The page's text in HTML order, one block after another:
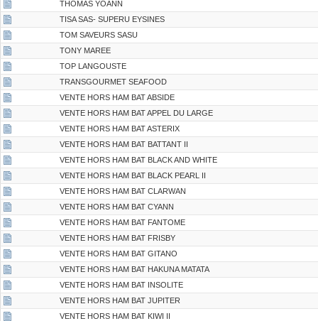
THOMAS YOANN
TISA SAS- SUPERU EYSINES
TOM SAVEURS SASU
TONY MAREE
TOP LANGOUSTE
TRANSGOURMET SEAFOOD
VENTE HORS HAM BAT ABSIDE
VENTE HORS HAM BAT APPEL DU LARGE
VENTE HORS HAM BAT ASTERIX
VENTE HORS HAM BAT BATTANT II
VENTE HORS HAM BAT BLACK AND WHITE
VENTE HORS HAM BAT BLACK PEARL II
VENTE HORS HAM BAT CLARWAN
VENTE HORS HAM BAT CYANN
VENTE HORS HAM BAT FANTOME
VENTE HORS HAM BAT FRISBY
VENTE HORS HAM BAT GITANO
VENTE HORS HAM BAT HAKUNA MATATA
VENTE HORS HAM BAT INSOLITE
VENTE HORS HAM BAT JUPITER
VENTE HORS HAM BAT KIWI II